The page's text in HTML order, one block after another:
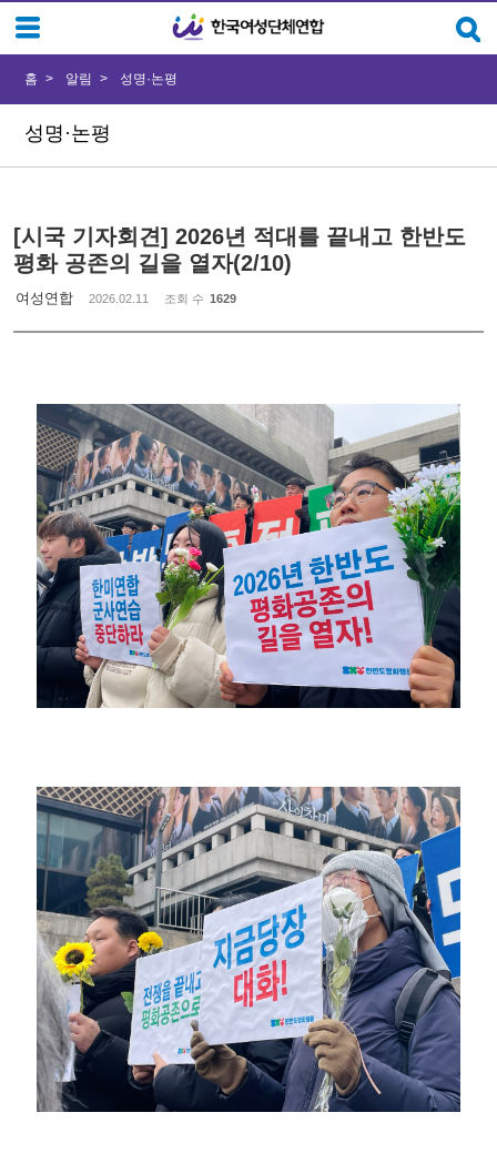
성명·논평
홈 알림 성명·논평
[시국 기자회견] 2026년 적대를 끝내고 한반도
평화 공존의 길을 열자(2/10)
여성연합 2026.02.11 조회 수 1629